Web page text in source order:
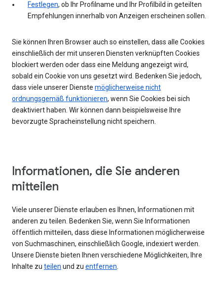
Festlegen, ob Ihr Profilname und Ihr Profilbild in geteilten
Empfehlungen innerhalb von Anzeigen erscheinen sollen.
Sie können Ihren Browser auch so einstellen, dass alle Cookies
einschließlich der mit unseren Diensten verknüpften Cookies
blockiert werden oder dass eine Meldung angezeigt wird,
sobald ein Cookie von uns gesetzt wird. Bedenken Sie jedoch,
dass viele unserer Dienste möglicherweise nicht
ordnungsgemäß funktionieren, wenn Sie Cookies bei sich
deaktiviert haben. Wir können dann beispielsweise Ihre
bevorzugte Spracheinstellung nicht speichern.
Informationen, die Sie anderen
mitteilen
Viele unserer Dienste erlauben es Ihnen, Informationen mit
anderen zu teilen. Bedenken Sie, wenn Sie Informationen
öffentlich mitteilen, dass diese Informationen möglicherweise
von Suchmaschinen, einschließlich Google, indexiert werden.
Unsere Dienste bieten Ihnen verschiedene Möglichkeiten, Ihre
Inhalte zu teilen und zu entfernen.